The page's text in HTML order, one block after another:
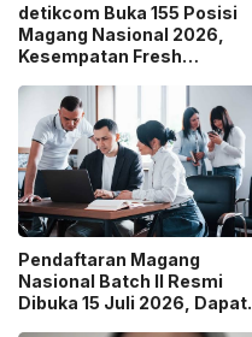
detikcom Buka 155 Posisi
Magang Nasional 2026,
Kesempatan Fresh
Media Digital!
Pendaftaran Magang
Nasional Batch II Resmi
Dibuka 15 Juli 2026, Dapat